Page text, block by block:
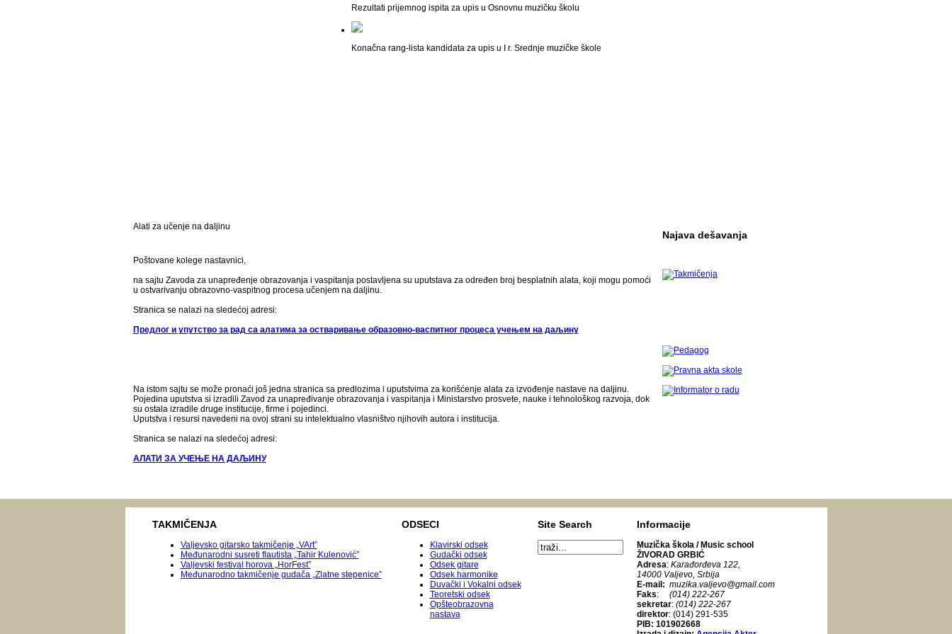
Rezultati prijemnog ispita za upis u Osnovnu muzičku školu
Konačna rang-lista kandidata za upis u I r. Srednje muzičke škole
Alati za učenje na daljinu
Poštovane kolege nastavnici,
na sajtu Zavoda za unapređenje obrazovanja i vaspitanja postavljena su uputstava za određen broj besplatnih alata, koji mogu pomoći
u ostvarivanju obrazovno-vaspitnog procesa učenjem na daljinu.
Stranica se nalazi na sledećoj adresi:
Предлог и упутство за рад са алатима за остваривање образовно-васпитног процеса учењем на даљину
Na istom sajtu se može pronaći još jedna stranica sa predlozima i uputstvima za korišćenje alata za izvođenje nastave na daljinu.
Pojedina uputstva si izradili Zavod za unapređivanje obrazovanja i vaspitanja i Ministarstvo prosvete, nauke i tehnološkog razvoja, dok
su ostala izradile druge institucije, firme i pojedinci.
Uputstva i resursi navedeni na ovoj strani su intelektualno vlasništvo njihovih autora i institucija.
Stranica se nalazi na sledećoj adresi:
АЛАТИ ЗА УЧЕЊЕ НА ДАЉИНУ
Najava dešavanja
TAKMIČENJA
Valjevsko gitarsko takmičenje „VArt”
Međunarodni susreti flautista „Tahir Kulenović”
Valjevski festival horova „HorFest”
Međunarodnо takmičenje gudača „Zlatne stepenice”
ODSECI
Klavirski odsek
Gudački odsek
Odsek gitare
Odsek harmonike
Duvački i Vokalni odsek
Teoretski odsek
Opšteobrazovna
nastava
Site Search Informacije
Muzička škola / Music school
ŽIVORAD GRBIĆ
Adresa: Karađorđeva 122,
14000 Valjevo, Srbija
E-mail: muzika.valjevo@gmail.com
Faks: (014) 222-267
sekretar: (014) 222-267
direktor: (014) 291-535
PIB: 101902668